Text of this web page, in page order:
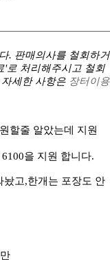
. 판매의사를 철회하거
'로 처리해주시고 철회
세한 사항은 장터이용
할줄 알았는데 지원
을 지원 합니다.
놨고,한개는 포장도 안